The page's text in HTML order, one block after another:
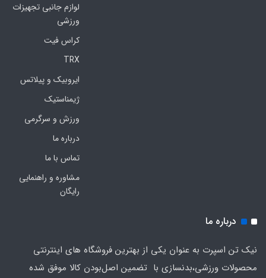
لوازم جانبی تجهیزات
ورزشی
کراس فیت
TRX
ایروبیک و پیلاتس
ژیمناستیک
ورزش و سرگرمی
درباره ما
تماس با ما
مشاوره و راهنمایی
رایگان
درباره ما
نیک تن اسپرت به عنوان یکی از بهترین فروشگاه های اینترنتی
محصولات ورزشی،بدنسازی با تضمین اصل‌بودن کالا موفق شده